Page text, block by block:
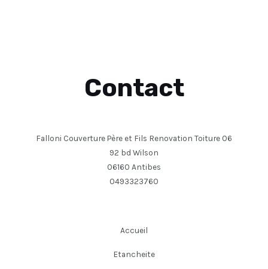
Contact
Falloni Couverture Père et Fils Renovation Toiture 06
92 bd Wilson
06160 Antibes
0493323760
Accueil
Etancheite